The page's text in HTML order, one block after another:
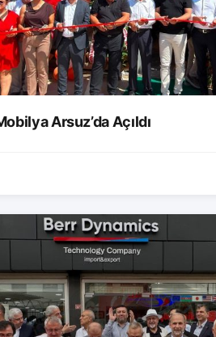
Arsuz’da Açıldı